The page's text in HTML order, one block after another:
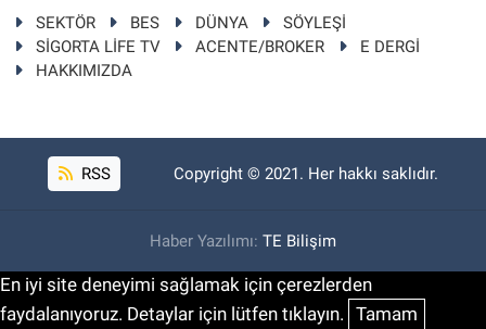
SEKTÖR BES DÜNYA
SÖYLEŞİ
SİGORTA LİFE TV
ACENTE/BROKER
E DERGİ
HAKKIMIZDA
RSS Copyright © 2021. Her hakkı saklıdır.
Haber Yazılımı: TE Bilişim
En iyi site deneyimi sağlamak için çerezlerden
faydalanıyoruz. Detaylar için lütfen tıklayın. Tamam